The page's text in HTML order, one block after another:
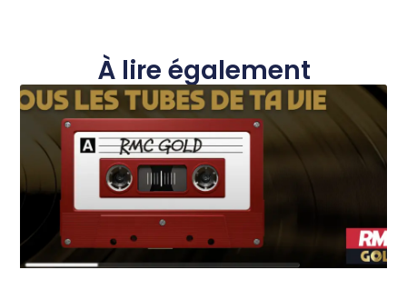
À lire également